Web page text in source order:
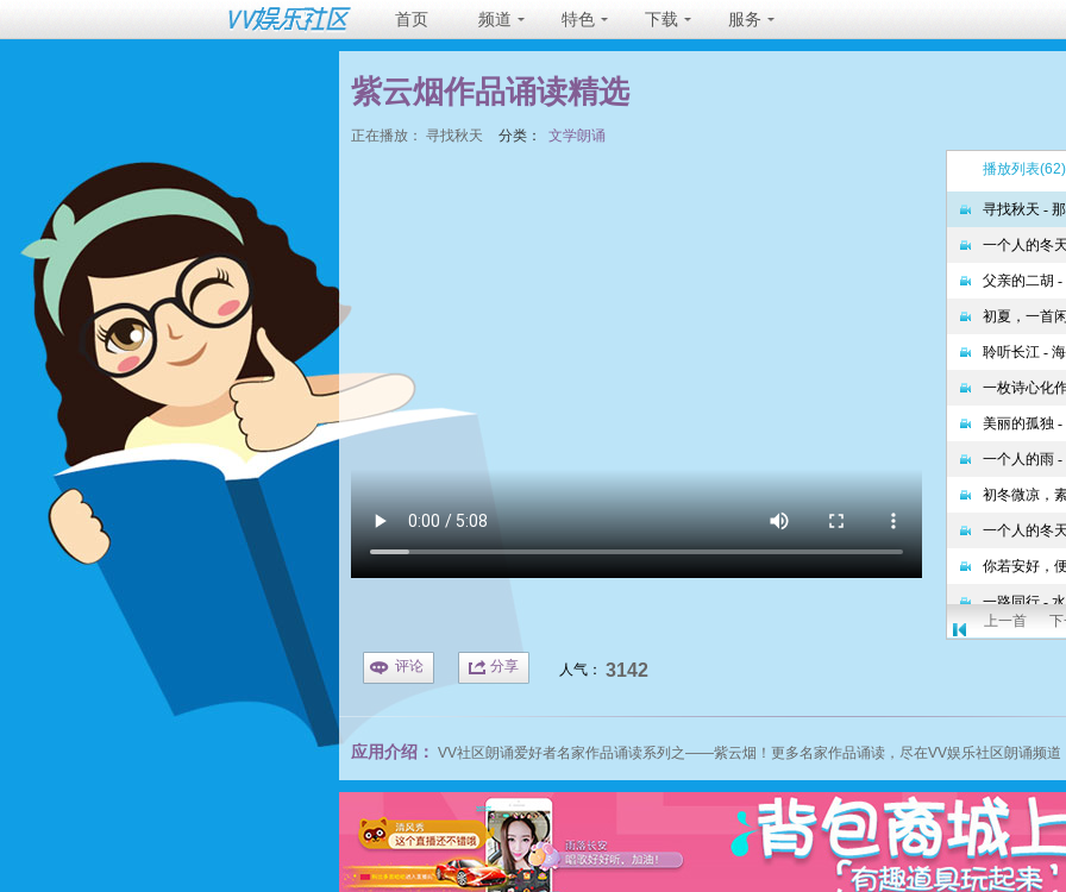
首页 频道 特色 下载 服务
紫云烟作品诵读精选
正在播放： 寻找秋天 分类：
文学朗诵
播放列表(62)
上一首
评论 分享 人气： 3142
应用介绍： VV社区朗诵爱好者名家作品诵读系列之——紫云烟！更多名家作品诵读，尽在VV娱乐社区朗诵频道